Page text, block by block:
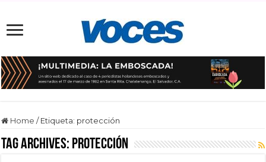
Home / Etiqueta: protección
Tag Archives: protección